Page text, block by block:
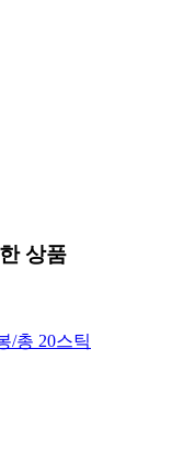
상품
/총 20스틱